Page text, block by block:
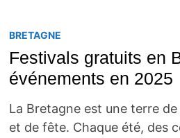
BRETAGNE
Festivals gratuits en
événements en 2025
La Bretagne est une terre
et de fête. Chaque été, des